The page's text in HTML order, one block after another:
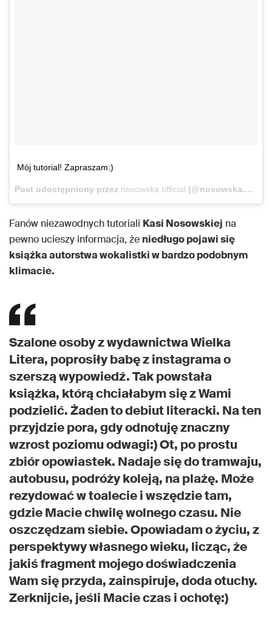
Mój tutorial! Zapraszam:)
Post udostępniony przez nosowska.official (@nosowska.official)
Fanów niezawodnych tutoriali Kasi Nosowskiej na
pewno ucieszy informacja, że niedługo pojawi się
książka autorstwa wokalistki w bardzo podobnym
klimacie.
Szalone osoby z wydawnictwa Wielka
Litera, poprosiły babę z instagrama o
szerszą wypowiedź. Tak powstała
książka, którą chciałabym się z Wami
podzielić. Żaden to debiut literacki. Na ten
przyjdzie pora, gdy odnotuję znaczny
wzrost poziomu odwagi:) Ot, po prostu
zbiór opowiastek. Nadaje się do tramwaju,
autobusu, podróży koleją, na plażę. Może
rezydować w toalecie i wszędzie tam,
gdzie Macie chwilę wolnego czasu. Nie
oszczędzam siebie. Opowiadam o życiu, z
perspektywy własnego wieku, licząc, że
jakiś fragment mojego doświadczenia
Wam się przyda, zainspiruje, doda otuchy.
Zerknijcie, jeśli Macie czas i ochotę:)